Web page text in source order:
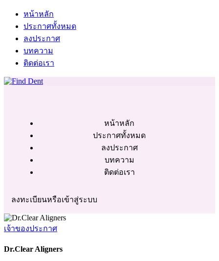
หน้าหลัก
ประกาศทั้งหมด
ลงประกาศ
บทความ
ติดต่อเรา
หน้าหลัก
ประกาศทั้งหมด
ลงประกาศ
บทความ
ติดต่อเรา
ลงทะเบียนหรือเข้าสู่ระบบ
เจ้าของประกาศ
Dr.Clear Aligners